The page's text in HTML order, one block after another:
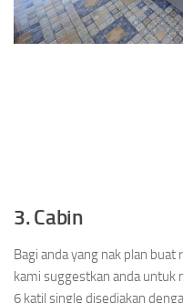
3. Cabin
Bagi anda yang nak plan
kami suggestkan anda untuk
6 katil single disediakan